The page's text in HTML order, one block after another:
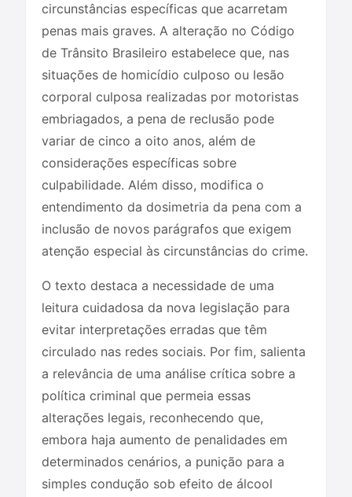
circunstâncias específicas que acarretam
penas mais graves. A alteração no Código
de Trânsito Brasileiro estabelece que, nas
situações de homicídio culposo ou lesão
corporal culposa realizadas por motoristas
embriagados, a pena de reclusão pode
variar de cinco a oito anos, além de
considerações específicas sobre
culpabilidade. Além disso, modifica o
entendimento da dosimetria da pena com a
inclusão de novos parágrafos que exigem
atenção especial às circunstâncias do crime.
O texto destaca a necessidade de uma
leitura cuidadosa da nova legislação para
evitar interpretações erradas que têm
circulado nas redes sociais. Por fim, salienta
a relevância de uma análise crítica sobre a
política criminal que permeia essas
alterações legais, reconhecendo que,
embora haja aumento de penalidades em
determinados cenários, a punição para a
simples condução sob efeito de álcool